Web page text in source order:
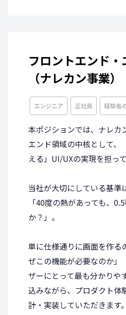
フロントエンド
（ナレカン事業）
エンジニア 正社員 経験者
本ポジションでは、ナレカ
エンド領域の中核として、
える」UI/UXの実現を担っ
当社が大切にしている基準
「40度の熱があっても、
か？」。
単に仕様通りに画面を作る
ぜこの機能が必要なのか」
ザーにとって最も分かりや
込みながら、プロダクト体
計・実装していただきます。